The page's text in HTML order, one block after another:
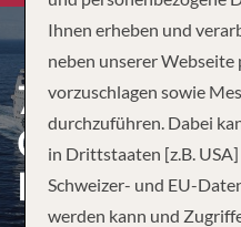
7 NIGHTS
CARIBBEAN
ROMANA
Ihnen erheben und
neben unserer
vorzuschlagen sowie
durchzuführen. Dabei
in Drittstaaten [z.B.
Schweizer- und EU-
werden kann und